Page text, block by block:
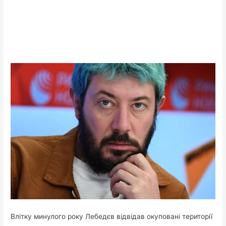
Влітку минулого року Лебедєв відвідав окуповані території